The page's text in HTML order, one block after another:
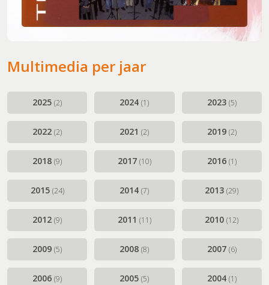
Multimedia per jaar
2025(2) 2024(1) 2023 (5)
2022(2) 2021(2) 2019 (2)
2018(9) 2017 (10) 2016 (1)
2015 (24) 2014(7) 2013(29)
2012(9) 2011 (11) 2010(12)
2009(5) 2008(8) 2007 (6)
2006(9) 2005(5) 2004 (1)